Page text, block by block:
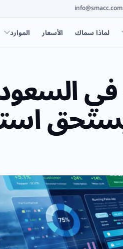
info@smacc.com
لماذا سماك الأسعار الموارد
يستحق